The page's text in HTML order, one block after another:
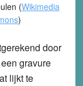
(Wikimedia
)
door
gravure
lijkt te